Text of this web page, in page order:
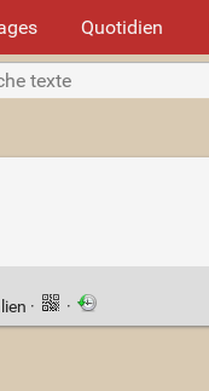
Quotidien
· ·